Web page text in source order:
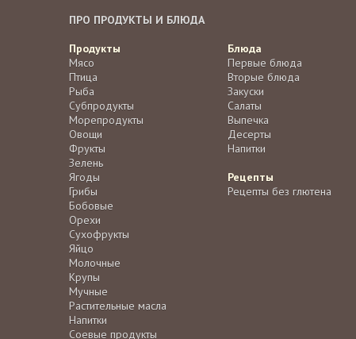
ПРО ПРОДУКТЫ И БЛЮДА
Продукты
Мясо
Птица
Рыба
Субпродукты
Морепродукты
Овощи
Фрукты
Зелень
Ягоды
Грибы
Бобовые
Орехи
Сухофрукты
Яйцо
Молочные
Крупы
Мучные
Растительные масла
Напитки
Соевые продукты
Блюда
Первые блюда
Вторые блюда
Закуски
Салаты
Выпечка
Десерты
Напитки
Рецепты
Рецепты без глютена